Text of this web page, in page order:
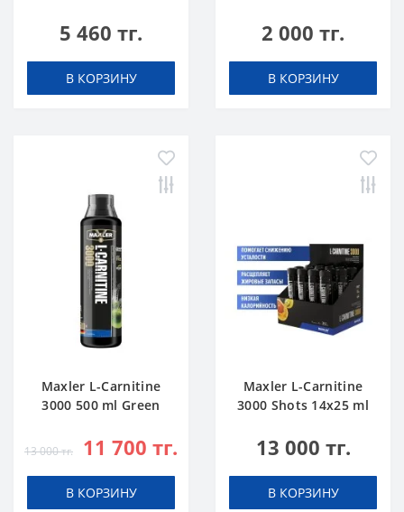
5 460 тг.
В КОРЗИНУ
2 000 тг.
В КОРЗИНУ
Maxler L-Carnitine
3000 500 ml Green
13 000 тг. 11 700 тг.
В КОРЗИНУ
Maxler L-Carnitine
3000 Shots 14x25 ml
13 000 тг.
В КОРЗИНУ